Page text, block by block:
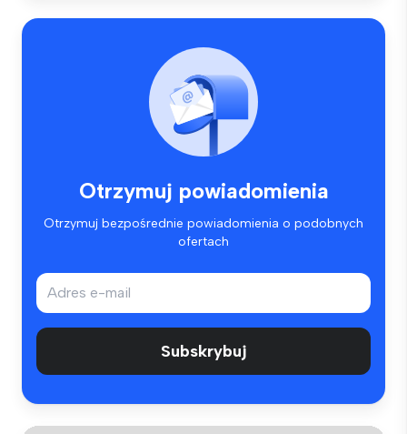
Otrzymuj powiadomienia
Otrzymuj bezpośrednie powiadomienia o podobnych
ofertach
Subskrybuj